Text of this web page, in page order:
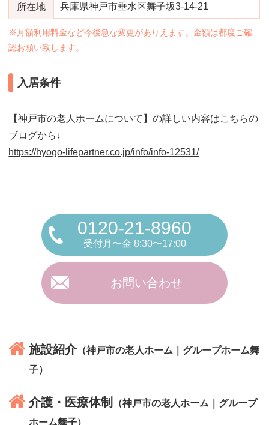
所在地 兵庫県神戸市垂水区舞子坂3-14-21
※月額利用料金など今後急な変更がありえます。金額は都度ご確
認お願い致します。
入居条件
【神戸市の老人ホームについて】の詳しい内容はこちらの
ブログから↓
https://hyogo-lifepartner.co.jp/info/info-12531/
0120-21-8960
受付月〜金 8:30〜17:00
お問い合わせ
施設紹介（神戸市の老人ホーム｜グループホーム舞
子）
介護・医療体制
（神戸市の老人ホーム｜グループ
ホーム舞子）